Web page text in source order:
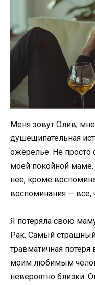
Меня зовут Олив,
душещипательная
ожерелье. Не
моей покойной маме.
нее, кроме
воспоминания — все,
Я потеряла свою
Рак. Самый
травматичная
моим любимым
невероятно близки.